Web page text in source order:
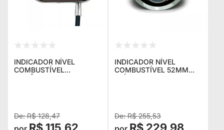
INDICADOR NÍVEL
COMBUSTÍVEL
MECÂNICO 52MM VW
R$ 128,47
INDICADOR NÍVEL
COMBUSTÍVEL 52MM
ELÉTRICO BEGE VW -
R$ 255,53